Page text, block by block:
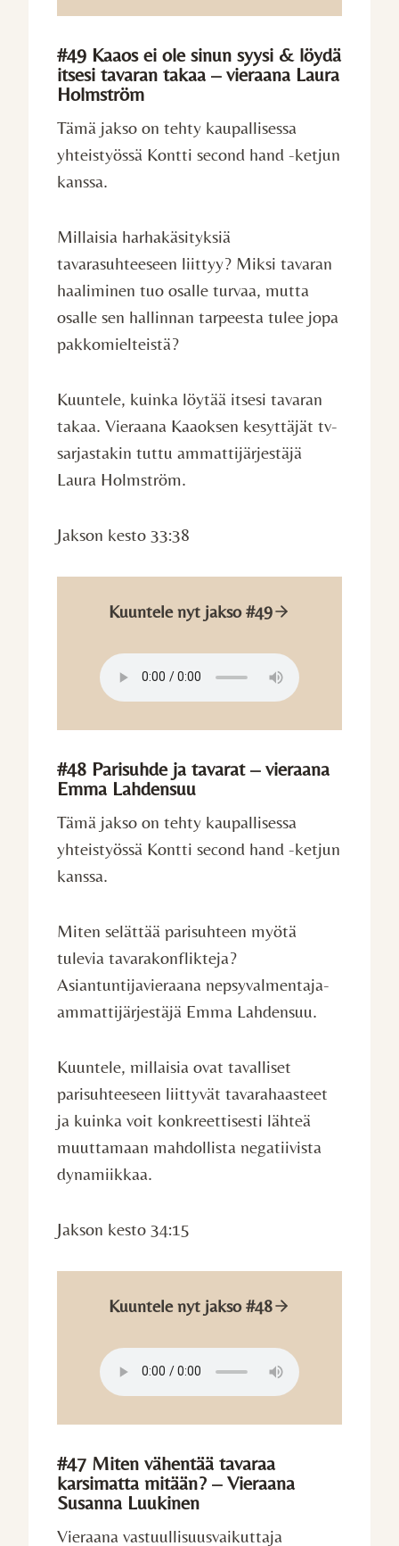
#49 Kaaos ei ole sinun syysi & löydä
itsesi tavaran takaa – vieraana Laura
Holmström
Tämä jakso on tehty kaupallisessa
yhteistyössä Kontti second hand -ketjun
kanssa.
Millaisia harhakäsityksiä
tavarasuhteeseen liittyy? Miksi tavaran
haaliminen tuo osalle turvaa, mutta
osalle sen hallinnan tarpeesta tulee jopa
pakkomielteistä?
Kuuntele, kuinka löytää itsesi tavaran
takaa. Vieraana Kaaoksen kesyttäjät tv-
sarjastakin tuttu ammattijärjestäjä
Laura Holmström.
Jakson kesto 33:38
Kuuntele nyt jakso #49
#48 Parisuhde ja tavarat – vieraana
Emma Lahdensuu
Tämä jakso on tehty kaupallisessa
yhteistyössä Kontti second hand -ketjun
kanssa.
Miten selättää parisuhteen myötä
tulevia tavarakonflikteja?
Asiantuntijavieraana nepsyvalmentaja-
ammattijärjestäjä Emma Lahdensuu.
Kuuntele, millaisia ovat tavalliset
parisuhteeseen liittyvät tavarahaasteet
ja kuinka voit konkreettisesti lähteä
muuttamaan mahdollista negatiivista
dynamiikkaa.
Jakson kesto 34:15
Kuuntele nyt jakso #48
#47 Miten vähentää tavaraa
karsimatta mitään? – Vieraana
Susanna Luukinen
Vieraana vastuullisuusvaikuttaja